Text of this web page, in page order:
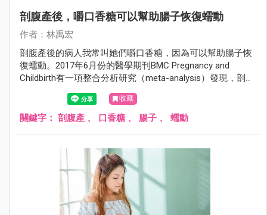
剖腹產後，嚼口香糖可以幫助腸子恢復蠕動
作者：林禹宏
剖腹產後的病人我常叫她們嚼口香糖，因為可以幫助腸子恢
復蠕動。2017年6月份的醫學期刊BMC Pregnancy and
Childbirth有一項整合分析研究（meta-analysis）發現，剖腹
產後嚼口香糖可以幫助腸子恢復蠕動。這項研究是分析以往
關於剖腹產後嚼口香糖的研究，總共涵蓋10個研究，1659位
受試者。結論是嚼口香糖的產婦腸子恢復蠕動的時間提早了
收藏
關鍵字： 剖腹產 、 口香糖 、 腸子 、 蠕動